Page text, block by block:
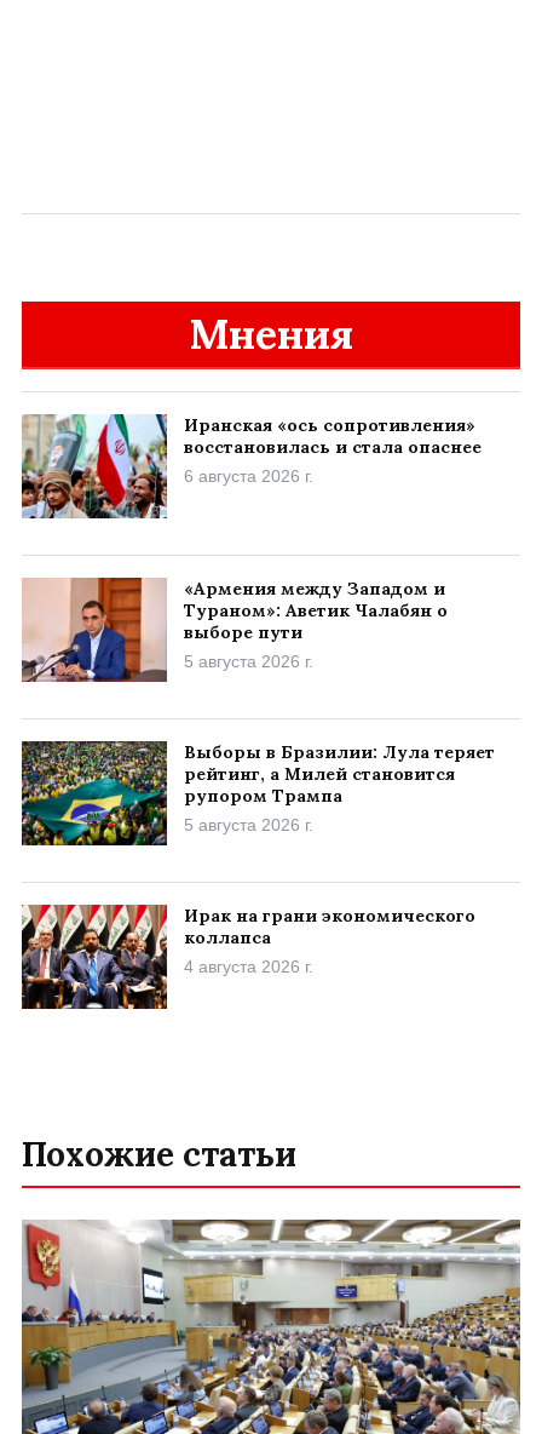
Мнения
Иранская «ось сопротивления»
восстановилась и стала опаснее
6 августа 2026 г.
«Армения между Западом и
Тураном»: Аветик Чалабян о
выборе пути
5 августа 2026 г.
Выборы в Бразилии: Лула теряет
рейтинг, а Милей становится
рупором Трампа
5 августа 2026 г.
Ирак на грани экономического
коллапса
4 августа 2026 г.
Похожие статьи